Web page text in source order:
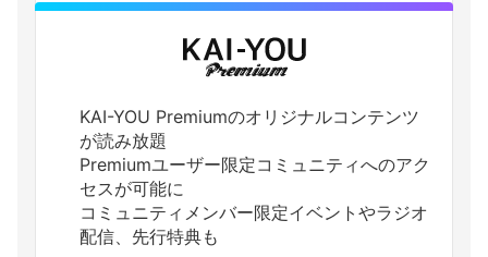
KAI-YOU Premiumのオリジナルコンテンツ
が読み放題
Premiumユーザー限定コミュニティへのアク
セスが可能に
コミュニティメンバー限定イベントやラジオ
配信、先行特典も